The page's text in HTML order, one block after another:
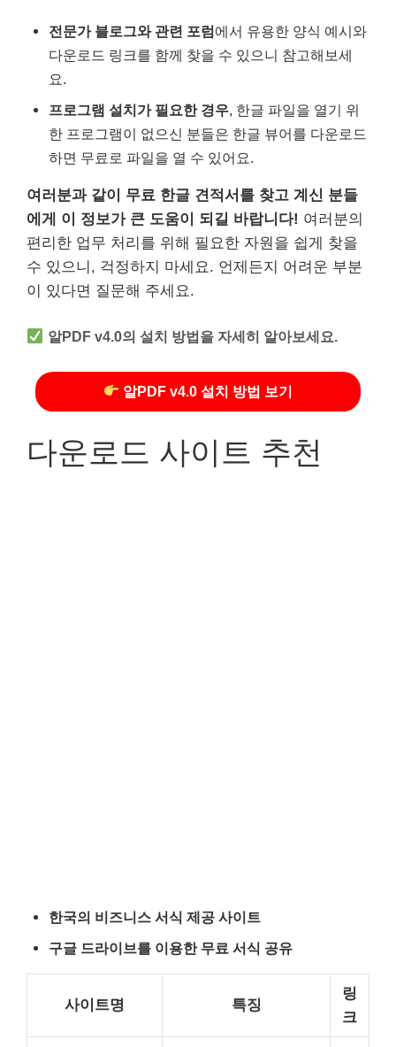
전문가 블로그와 관련 포럼에서 유용한 양식 예시와
다운로드 링크를 함께 찾을 수 있으니 참고해보세
요.
프로그램 설치가 필요한 경우 , 한글 파일을 열기 위
한 프로그램이 없으신 분들은 한글 뷰어를 다운로드
하면 무료로 파일을 열 수 있어요.
여러분과 같이 무료 한글 견적서를 찾고 계신 분들
에게 이 정보가 큰 도움이 되길 바랍니다! 여러분의
편리한 업무 처리를 위해 필요한 자원을 쉽게 찾을
수 있으니, 걱정하지 마세요. 언제든지 어려운 부분
이 있다면 질문해 주세요.
알PDF v4.0의 설치 방법을 자세히 알아보세요.
알PDF v4.0 설치 방법 보기
다운로드 사이트 추천
한국의 비즈니스 서식 제공 사이트
구글 드라이브를 이용한 무료 서식 공유
사이트명 특징
링
크